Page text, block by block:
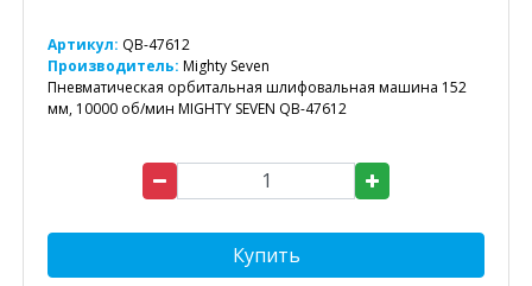
Артикул: QB-47612
Производитель: Mighty Seven
Пневматическая орбитальная шлифовальная машина 152
мм, 10000 об/мин MIGHTY SEVEN QB-47612
Купить